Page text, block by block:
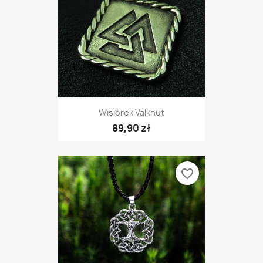
Wisiorek Valknut
89,90 zł
favorite_border